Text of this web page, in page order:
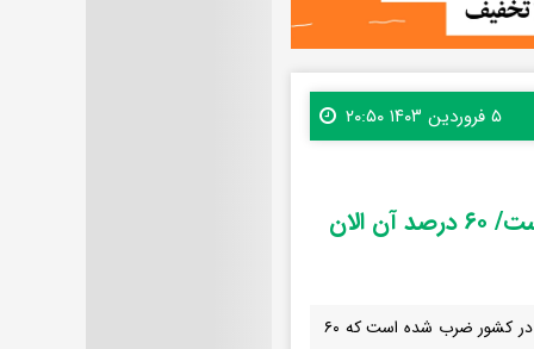
۵ فروردین ۱۴۰۳ ۲۰:۵۰
از ابتدای انقلاب تا کنون ۸۴ تن سکه طلا در کشور ضرب شده است/ ۶۰ درصد آن الان
رئیس هیأت عامل صندوق ملی مسکن گفت: از ابتدای انقلاب تا کنون ۸۴ تن سکه طلا در کشور ضرب شده است که ۶۰